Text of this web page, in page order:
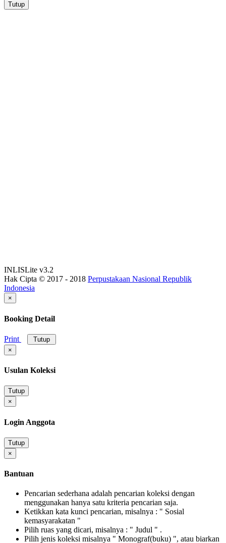
Tutup
INLISLite v3.2
Hak Cipta © 2017 - 2018 Perpustakaan Nasional Republik
Indonesia
×
Booking Detail
Print
Tutup
×
Usulan Koleksi
Tutup
×
Login Anggota
Tutup
×
Bantuan
Pencarian sederhana adalah pencarian koleksi dengan
menggunakan hanya satu kriteria pencarian saja.
Ketikkan kata kunci pencarian, misalnya : " Sosial
kemasyarakatan "
Pilih ruas yang dicari, misalnya : " Judul " .
Pilih jenis koleksi misalnya " Monograf(buku) ", atau biarkan